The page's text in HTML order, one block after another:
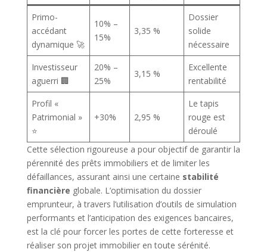
Primo-
accédant
dynamique 🚀
10% –
15%
3,35 %
Dossier
solide
nécessaire
Investisseur
aguerri 🏢
20% –
25%
3,15 %
Excellente
rentabilité
Profil «
Patrimonial »
⭐
+30% 2,95 %
Le tapis
rouge est
déroulé
Cette sélection rigoureuse a pour objectif de garantir la
pérennité des prêts immobiliers et de limiter les
défaillances, assurant ainsi une certaine stabilité
financière globale. L’optimisation du dossier
emprunteur, à travers l’utilisation d’outils de simulation
performants et l’anticipation des exigences bancaires,
est la clé pour forcer les portes de cette forteresse et
réaliser son projet immobilier en toute sérénité.